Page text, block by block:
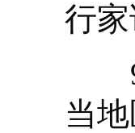
行
9.
当